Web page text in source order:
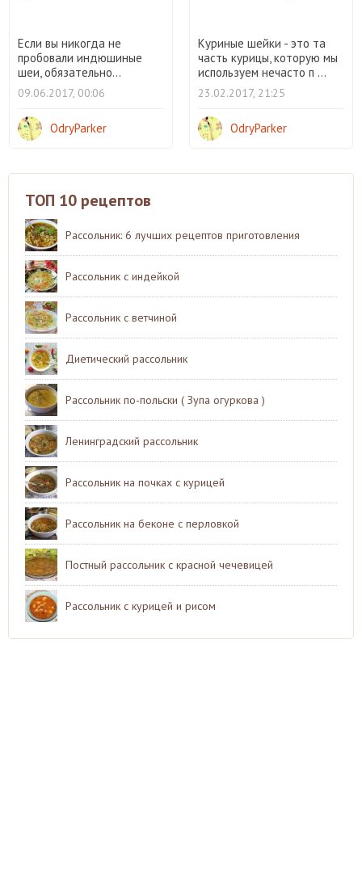
Если вы никогда не
пробовали индюшиные
шеи, обязательно...
09.06.2017, 00:06
OdryParker
Куриные шейки - это та
часть курицы, которую мы
используем нечасто п ...
23.02.2017, 21:25
OdryParker
ТОП 10 рецептов
Рассольник: 6 лучших рецептов приготовления
Рассольник с индейкой
Рассольник с ветчиной
Диетический рассольник
Рассольник по-польски ( Зупа огуркова )
Ленинградский рассольник
Рассольник на почках с курицей
Рассольник на беконе с перловкой
Постный рассольник с красной чечевицей
Рассольник с курицей и рисом